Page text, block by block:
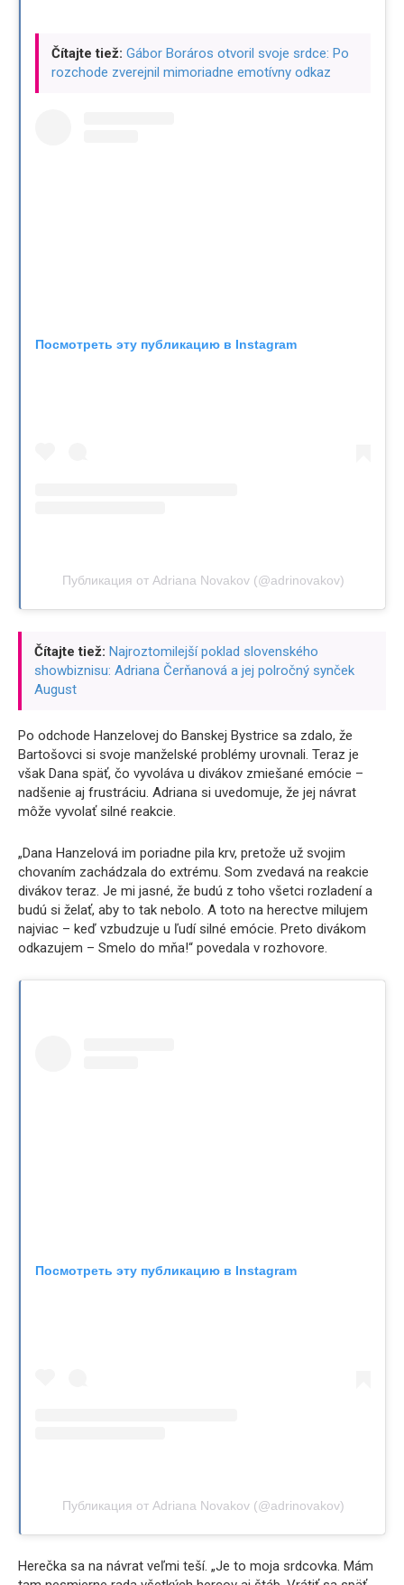
Čítajte tiež: Gábor Boráros otvoril svoje srdce: Po
rozchode zverejnil mimoriadne emotívny odkaz
Посмотреть эту публикацию в Instagram
Публикация от Adriana Novakov (@adrinovakov)
Čítajte tiež: Najroztomilejší poklad slovenského
showbiznisu: Adriana Čerňanová a jej polročný synček
August
Po odchode Hanzelovej do Banskej Bystrice sa zdalo, že
Bartošovci si svoje manželské problémy urovnali. Teraz je
však Dana späť, čo vyvoláva u divákov zmiešané emócie –
nadšenie aj frustráciu. Adriana si uvedomuje, že jej návrat
môže vyvolať silné reakcie.
„Dana Hanzelová im poriadne pila krv, pretože už svojim
chovaním zachádzala do extrému. Som zvedavá na reakcie
divákov teraz. Je mi jasné, že budú z toho všetci rozladení a
budú si želať, aby to tak nebolo. A toto na herectve milujem
najviac – keď vzbudzuje u ľudí silné emócie. Preto divákom
odkazujem – Smelo do mňa!“ povedala v rozhovore.
Посмотреть эту публикацию в Instagram
Публикация от Adriana Novakov (@adrinovakov)
Herečka sa na návrat veľmi teší. „Je to moja srdcovka. Mám